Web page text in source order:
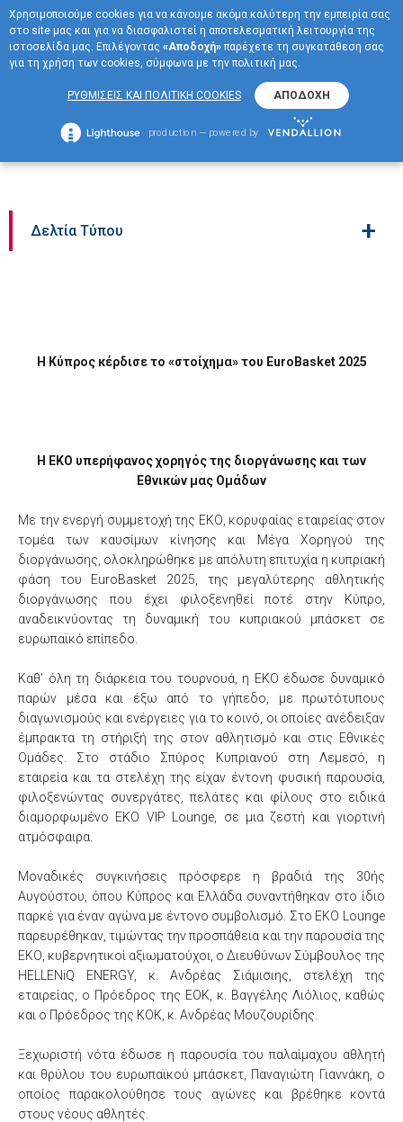
ΜΕΝΟΥ
EN
Η Κύπρος κέρδισε το
«στοίχημα» του
EuroBasket 2025
Δελτία Τύπου +
Η Κύπρος κέρδισε το «στοίχημα» του EuroBasket 2025
Η ΕΚΟ υπερήφανος χορηγός της διοργάνωσης και των
Εθνικών μας Ομάδων
Με την ενεργή συμμετοχή της ΕΚΟ, κορυφαίας εταιρείας στον
τομέα των καυσίμων κίνησης και Μέγα Χορηγού της
διοργάνωσης, ολοκληρώθηκε με απόλυτη επιτυχία η κυπριακή
φάση του EuroBasket 2025, της μεγαλύτερης αθλητικής
διοργάνωσης που έχει φιλοξενηθεί ποτέ στην Κύπρο,
αναδεικνύοντας τη δυναμική του κυπριακού μπάσκετ σε
ευρωπαϊκό επίπεδο.
Καθ’ όλη τη διάρκεια του τουρνουά, η ΕΚΟ έδωσε δυναμικό
παρών μέσα και έξω από το γήπεδο, με πρωτότυπους
διαγωνισμούς και ενέργειες για το κοινό, οι οποίες ανέδειξαν
έμπρακτα τη στήριξή της στον αθλητισμό και στις Εθνικές
Ομάδες. Στο στάδιο Σπύρος Κυπριανού στη Λεμεσό, η
εταιρεία και τα στελέχη της είχαν έντονη φυσική παρουσία,
φιλοξενώντας συνεργάτες, πελάτες και φίλους στο ειδικά
διαμορφωμένο EKO VIP Lounge, σε μια ζεστή και γιορτινή
ατμόσφαιρα.
Μοναδικές συγκινήσεις πρόσφερε η βραδιά της 30ής
Αυγούστου, όπου Κύπρος και Ελλάδα συναντήθηκαν στο ίδιο
παρκέ για έναν αγώνα με έντονο συμβολισμό. Στο EKO Lounge
παρευρέθηκαν, τιμώντας την προσπάθεια και την παρουσία της
ΕΚΟ, κυβερνητικοί αξιωματούχοι, ο Διευθύνων Σύμβουλος της
HELLENiQ ENERGY, κ. Ανδρέας Σιάμισιης, στελέχη της
εταιρείας, ο Πρόεδρος της ΕΟΚ, κ. Βαγγέλης Λιόλιος, καθώς
και ο Πρόεδρος της ΚΟΚ, κ. Ανδρέας Μουζουρίδης.
Ξεχωριστή νότα έδωσε η παρουσία του παλαίμαχου αθλητή
και θρύλου του ευρωπαϊκού μπάσκετ, Παναγιώτη Γιαννάκη, ο
οποίος παρακολούθησε τους αγώνες και βρέθηκε κοντά
στους νέους αθλητές.
Χρησιμοποιούμε cookies για να κάνουμε ακόμα καλύτερη την εμπειρία σας
στο site μας και για να διασφαλιστεί η αποτελεσματική λειτουργία της
ιστοσελίδα μας. Επιλέγοντας «Αποδοχή»παρέχετε τη συγκατάθεση σας
για τη χρήση των cookies, σύμφωνα με την πολιτική μας.
ΡΥΘΜΙΣΕΙΣ ΚΑΙ ΠΟΛΙΤΙΚΗ COOKIES ΑΠΟΔΟΧΗ
production — powered by